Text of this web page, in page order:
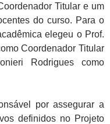
Titular e um
do curso. Para o
elegeu o Prof.
Coordenador Titular
Rodrigues como
por assegurar a
definidos no Projeto